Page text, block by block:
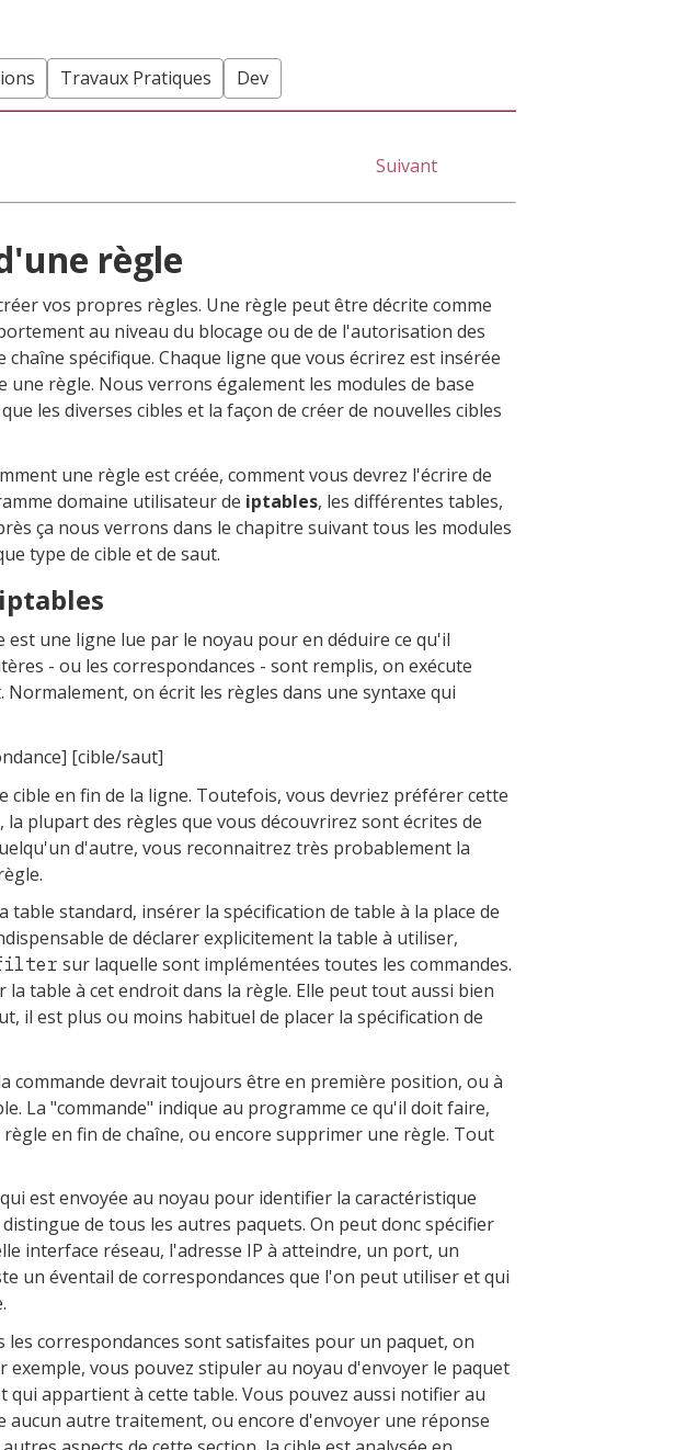
Travaux Pratiques Dev
Suivant
règle
vos propres règles. Une règle peut être décrite comme
au niveau du blocage ou de de l'autorisation des
spécifique. Chaque ligne que vous écrirez est insérée
une règle. Nous verrons également les modules de base
les diverses cibles et la façon de créer de nouvelles cibles
une règle est créée, comment vous devrez l'écrire de
domaine utilisateur de iptables, les différentes tables,
ça nous verrons dans le chapitre suivant tous les modules
type de cible et de saut.
est une ligne lue par le noyau pour en déduire ce qu'il
- ou les correspondances - sont remplis, on exécute
on écrit les règles dans une syntaxe qui
[cible/saut]
en fin de la ligne. Toutefois, vous devriez préférer cette
plupart des règles que vous découvrirez sont écrites de
d'autre, vous reconnaitrez très probablement la
standard, insérer la spécification de table à la place de
de déclarer explicitement la table à utiliser,
sur laquelle sont implémentées toutes les commandes.
table à cet endroit dans la règle. Elle peut tout aussi bien
il est plus ou moins habituel de placer la spécification de
commande devrait toujours être en première position, ou à
La "commande" indique au programme ce qu'il doit faire,
en fin de chaîne, ou encore supprimer une règle. Tout
est envoyée au noyau pour identifier la caractéristique
de tous les autres paquets. On peut donc spécifier
interface réseau, l'adresse IP à atteindre, un port, un
un éventail de correspondances que l'on peut utiliser et qui
les correspondances sont satisfaites pour un paquet, on
exemple, vous pouvez stipuler au noyau d'envoyer le paquet
qui appartient à cette table. Vous pouvez aussi notifier au
aucun autre traitement, ou encore d'envoyer une réponse